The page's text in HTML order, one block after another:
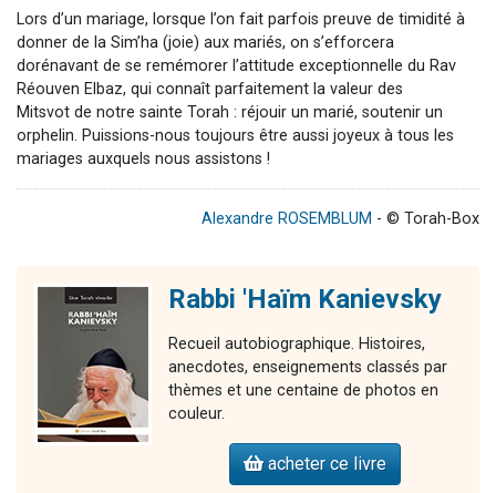
Lors d’un mariage, lorsque l’on fait parfois preuve de timidité à
donner de la Sim’ha (joie) aux mariés, on s’efforcera
dorénavant de se remémorer l’attitude exceptionnelle du Rav
Réouven Elbaz, qui connaît parfaitement la valeur des
Mitsvot de notre sainte Torah : réjouir un marié, soutenir un
orphelin. Puissions-nous toujours être aussi joyeux à tous les
mariages auxquels nous assistons !
Alexandre ROSEMBLUM - © Torah-Box
Rabbi 'Haïm Kanievsky
Recueil autobiographique. Histoires,
anecdotes, enseignements classés par
thèmes et une centaine de photos en
couleur.
acheter ce livre